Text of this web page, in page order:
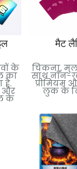
के
का
है.
और
के
मैट
चिकना,
साथ नॉन-
प्रीमियम
लुक के